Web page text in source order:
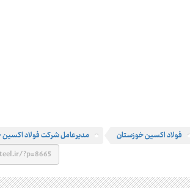
فولاد اکسین خوزستان مديرعامل شركت فولاد